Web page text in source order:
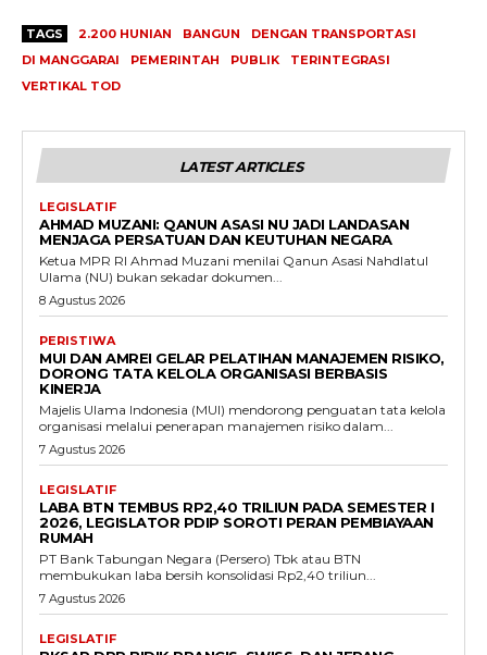
TAGS 2.200 HUNIAN BANGUN
DENGAN TRANSPORTASI
DI MANGGARAI
PEMERINTAH PUBLIK
TERINTEGRASI
VERTIKAL TOD
LATEST ARTICLES
LEGISLATIF
AHMAD MUZANI: QANUN ASASI NU JADI LANDASAN
MENJAGA PERSATUAN DAN KEUTUHAN NEGARA
Ketua MPR RI Ahmad Muzani menilai Qanun Asasi Nahdlatul
Ulama (NU) bukan sekadar dokumen...
8 Agustus 2026
PERISTIWA
MUI DAN AMREI GELAR PELATIHAN MANAJEMEN RISIKO,
DORONG TATA KELOLA ORGANISASI BERBASIS
KINERJA
Majelis Ulama Indonesia (MUI) mendorong penguatan tata kelola
organisasi melalui penerapan manajemen risiko dalam...
7 Agustus 2026
LEGISLATIF
LABA BTN TEMBUS RP2,40 TRILIUN PADA SEMESTER I
2026, LEGISLATOR PDIP SOROTI PERAN PEMBIAYAAN
RUMAH
PT Bank Tabungan Negara (Persero) Tbk atau BTN
membukukan laba bersih konsolidasi Rp2,40 triliun...
7 Agustus 2026
LEGISLATIF